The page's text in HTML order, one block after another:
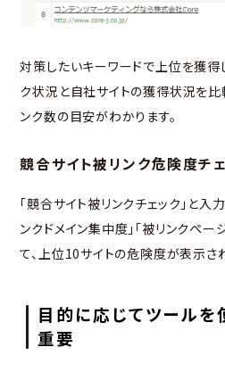
対策したいキーワードで上位を獲得
ク状況と自社サイトの獲得状況を比
ンク数の目安がわかります。
競合サイト被リンク危険度チ
「競合サイト被リンクチェック」と入
ンクドメイン集中度」「被リンクペ
て、上位10サイトの危険度が表示さ
目的に応じてツールを
重要